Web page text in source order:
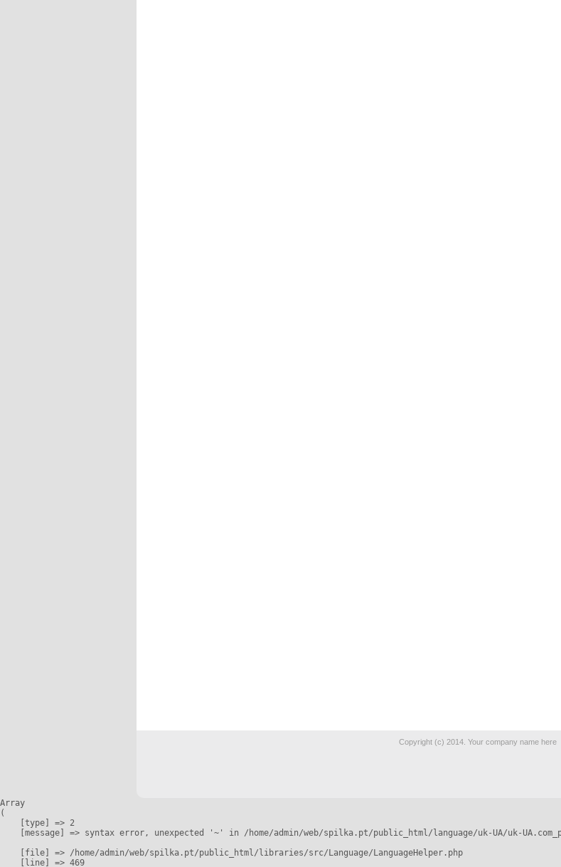
Copyright (c) 2014. Your company name here
Array
(
    [type] => 2
[message] => syntax error, unexpected '~' in /home/admin/web/spilka.pt/public_html/language/uk-UA/uk-
    [file] => /home/admin/web/spilka.pt/public_html/libraries/src/Language/LanguageHelper.php
    [line] => 469